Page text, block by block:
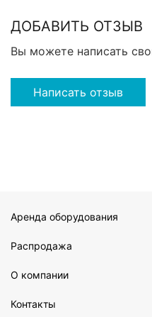
ДОБАВИТЬ ОТЗЫВ
Вы можете написать
Написать отзыв
Аренда оборудования
Распродажа
О компании
Контакты